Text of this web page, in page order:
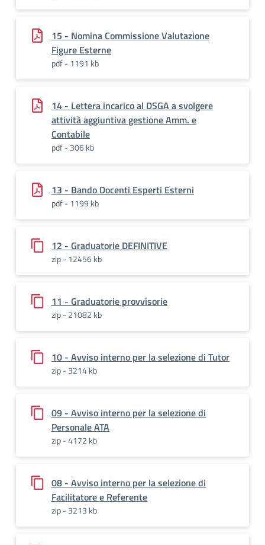
15 - Nomina Commissione Valutazione
Figure Esterne
pdf - 1191 kb
14 - Lettera incarico al DSGA a svolgere
attività aggiuntiva gestione Amm. e
Contabile
pdf - 306 kb
13 - Bando Docenti Esperti Esterni
pdf - 1199 kb
12 - Graduatorie DEFINITIVE
zip - 12456 kb
11 - Graduatorie provvisorie
zip - 21082 kb
10 - Avviso interno per la selezione di Tutor
zip - 3214 kb
09 - Avviso interno per la selezione di
Personale ATA
zip - 4172 kb
08 - Avviso interno per la selezione di
Facilitatore e Referente
zip - 3213 kb